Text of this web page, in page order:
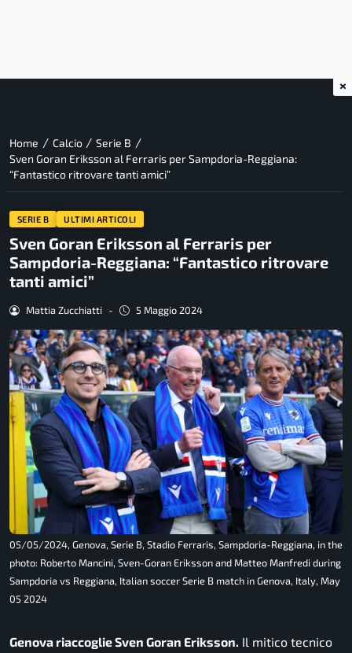
Home / Calcio / Serie B /
Sven Goran Eriksson al Ferraris per Sampdoria-Reggiana:
“Fantastico ritrovare tanti amici”
SERIE B ULTIMI ARTICOLI
Sven Goran Eriksson al Ferraris per
Sampdoria-Reggiana: “Fantastico ritrovare
tanti amici”
Mattia Zucchiatti - 5 Maggio 2024
05/05/2024, Genova, Serie B, Stadio Ferraris, Sampdoria-Reggiana, in the
photo: Roberto Mancini, Sven-Goran Eriksson and Matteo Manfredi during
Sampdoria vs Reggiana, Italian soccer Serie B match in Genova, Italy, May
05 2024
Genova riaccoglie Sven Goran Eriksson. Il mitico tecnico
×